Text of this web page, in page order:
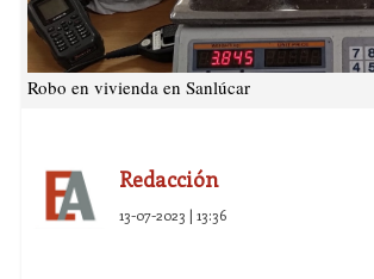
Robo en vivienda en Sanlúcar
Redacción
13-07-2023 | 13:36